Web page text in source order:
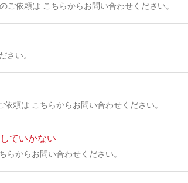
依頼は こちらからお問い合わせください。
さい。
頼は こちらからお問い合わせください。
ていかない
からお問い合わせください。